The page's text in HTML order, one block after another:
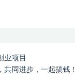
业项目
共同进步，一起搞钱！